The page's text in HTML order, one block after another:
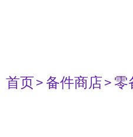
首页> 备件商店>